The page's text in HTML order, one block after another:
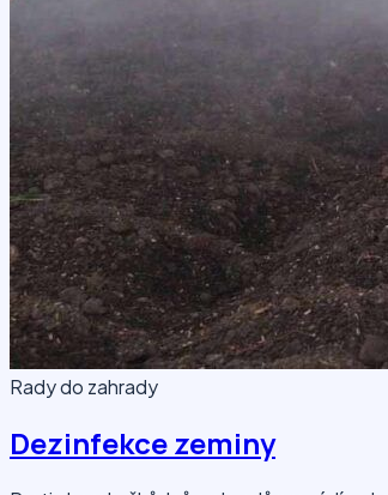
Rady do zahrady
Dezinfekce zeminy